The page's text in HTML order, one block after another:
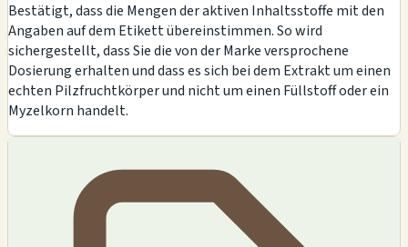
Bestätigt, dass die Mengen der aktiven Inhaltsstoffe mit den
Angaben auf dem Etikett übereinstimmen. So wird
sichergestellt, dass Sie die von der Marke versprochene
Dosierung erhalten und dass es sich bei dem Extrakt um einen
echten Pilzfruchtkörper und nicht um einen Füllstoff oder ein
Myzelkorn handelt.